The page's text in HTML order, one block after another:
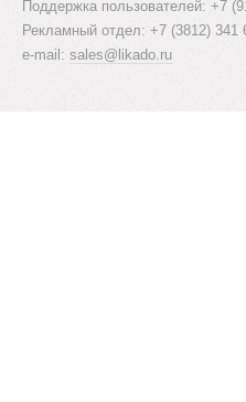
Поддержка пользователей: +7
Рекламный отдел: +7 (3812) 341
e-mail: sales@likado.ru